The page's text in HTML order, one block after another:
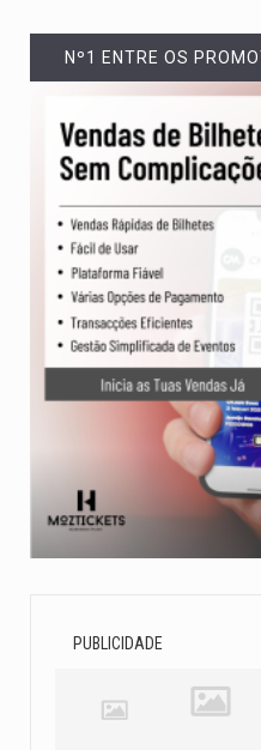
Nº1 ENTRE OS
PUBLICIDADE